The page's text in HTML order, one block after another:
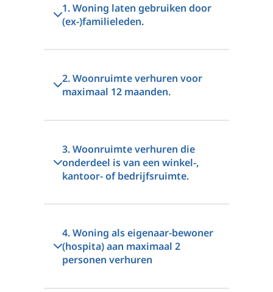
1. Woning laten gebruiken door
(ex-)familieleden.
2. Woonruimte verhuren voor
maximaal 12 maanden.
3. Woonruimte verhuren die
onderdeel is van een winkel-,
kantoor- of bedrijfsruimte.
4. Woning als eigenaar-bewoner
(hospita) aan maximaal 2
personen verhuren